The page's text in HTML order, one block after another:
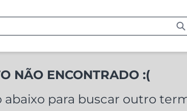
NÃO ENCONTRADO :(
abaixo para buscar outro